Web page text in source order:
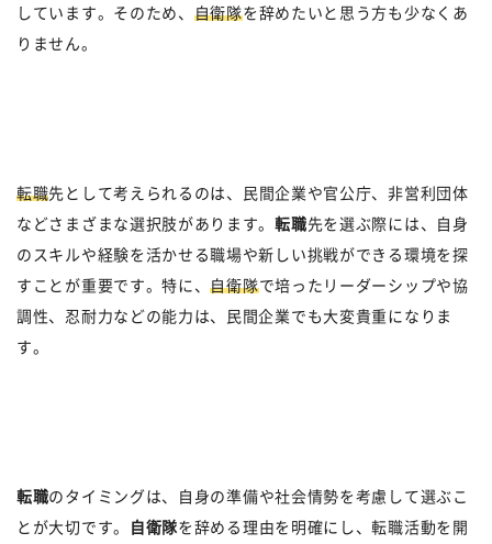
しています。そのため、 自衛隊を辞めたいと思う方も少なくあ
りません。
転職先として考えられるのは、民間企業や官公庁、非営利団体
などさまざまな選択肢があります。転職先を選ぶ際には、自身
のスキルや経験を活かせる職場や新しい挑戦ができる環境を探
すことが重要です。特に、自衛隊で培ったリーダーシップや協
調性、忍耐力などの能力は、民間企業でも大変貴重になりま
す。
転職のタイミングは、自身の準備や社会情勢を考慮して選ぶこ
とが大切です。
自衛隊を辞める理由を明確にし、転職活動を開